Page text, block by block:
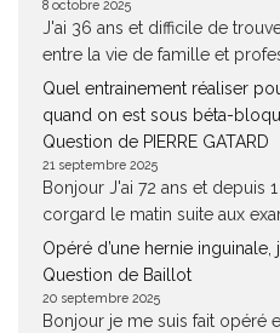
8 octobre 2025
J'ai 36 ans et difficile de
entre la vie de famille et
Quel entrainement réaliser
quand on est sous béta-
Question de PIERRE GATARD
21 septembre 2025
Bonjour J'ai 72 ans et depuis
corgard le matin suite aux
Opéré d’une hernie inguinale,
Question de Baillot
20 septembre 2025
Bonjour je me suis fait opéré